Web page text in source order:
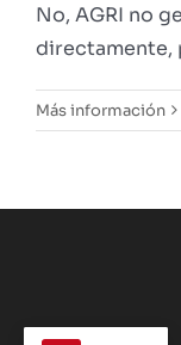
No, AGRI no
directamente,
Más información